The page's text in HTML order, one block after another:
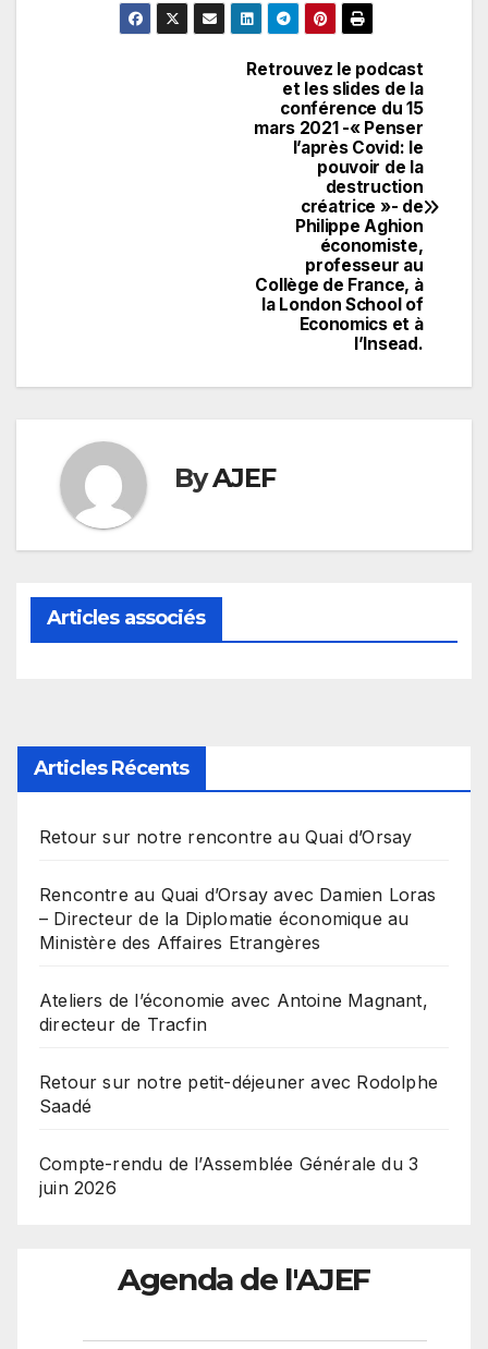
Retrouvez le podcast
et les slides de la
conférence du 15
mars 2021 -« Penser
l’après Covid: le
pouvoir de la
destruction
créatrice »- de
Philippe Aghion
économiste,
professeur au
Collège de France, à
la London School of
Economics et à
l’Insead.
ByAJEF
Articles associés
Articles Récents
Retour sur notre rencontre au Quai d’Orsay
Rencontre au Quai d’Orsay avec Damien Loras
– Directeur de la Diplomatie économique au
Ministère des Affaires Etrangères
Ateliers de l’économie avec Antoine Magnant,
directeur de Tracfin
Retour sur notre petit-déjeuner avec Rodolphe
Saadé
Compte-rendu de l’Assemblée Générale du 3
juin 2026
Agenda de l'AJEF